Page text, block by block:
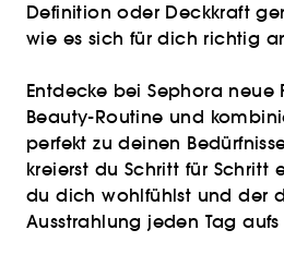
Definition oder Deckkraft
wie es sich für dich richtig
Entdecke bei Sephora neue
Beauty-Routine und
perfekt zu deinen
kreierst du Schritt für Schritt
du dich wohlfühlst und der
Ausstrahlung jeden Tag